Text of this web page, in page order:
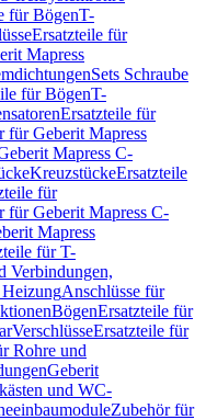
für BögenT-
Ersatzteile für
Mapress
Sets Schraube
für BögenT-
Ersatzteile für
für Geberit Mapress
Mapress C-
KreuzstückeErsatzteile
für
für Geberit Mapress C-
Mapress
für T-
Verbindungen,
Anschlüsse für
BögenErsatzteile für
VerschlüsseErsatzteile für
Rohre und
Geberit
und WC-
Zubehör für